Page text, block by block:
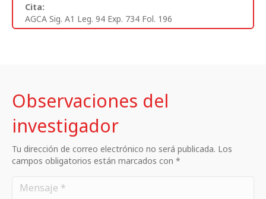
Cita:
AGCA Sig. A1 Leg. 94 Exp. 734 Fol. 196
Observaciones del
investigador
Tu dirección de correo electrónico no será publicada. Los
campos obligatorios están marcados con *